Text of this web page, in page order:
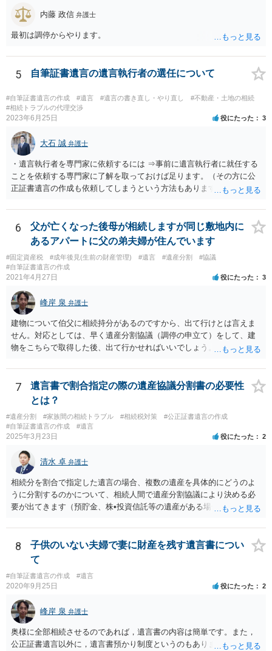
望。もちろん私もそうできればと思います。 ・・・婚姻前の契約 あ
るいは 遺言書などで その意思を実現する方法はあります。 弁護
士に相談してみてください。
内藤 政信 弁護士
最初は調停からやります。
5 自筆証書遺言の遺言執行者の選任について
#自筆証書遺言の作成 #遺言 #遺言の書き直し・やり直し
#不動産・土地の相続
#相続トラブルの代理交渉
2023年6月25日 役にたった 3
大石 誠 弁護士
・遺言執行者を専門家に依頼するには ⇒事前に遺言執行者に就任する
ことを依頼する専門家に了解を取っておけば足ります。（その方に公
正証書遺言の作成も依頼してしまうという方法もあります） 事前に了
ません。 遺言執行者に就任し、遺言執行が完了したときの報酬だけ、
弁護士費用としてかかります。 ・亡くなった際に、法務局に預けた自
筆証書遺言の存在を親族がなかったものにされる可能性 ⇒自筆の遺言
書を法務局に保管した場合、死亡後、法務局に遺言書の有無を照会す
ることになりますので、「法務局に預けた自筆証書遺言の存在を親族
がなかったもの」にすることはできません。 存在をなかったものにす
がありえますが、その予防方法は、遺言者と面談してみないと判断が
難しいです。
6
父が亡くなった後母が相続しますが同じ敷地内に
あるアパートに父の弟夫婦が住んでいます
#固定資産税 #成年後見(生前の財産管理) #遺言 #遺産分割
#協議
#自筆証書遺言の作成
2021年4月27日 役にたった 3
峰岸 泉 弁護士
建物について伯父に相続持分があるのですから、出て行けとは言えま
せん。対応としては、早く遺産分割協議（調停の申立て）をして、建
物をこちらで取得した後、出て行かせればいいでしょう。 建物の固定
っていない部分については請求すればいいと思います。 なお、家賃に
ついては、お父様自身が遺産分割手続をしなかったのですから、あき
らめるしかないと思います。
7
遺言書で割合指定の際の遺産協議分割書の必要性
とは？
#遺産分割 #家族間の相続トラブル #相続税対策
#公正証書遺言の作成
#自筆証書遺言の作成
#遺言
2025年3月23日 役にたった 2
清水 卓 弁護士
相続分を割合で指定した遺言の場合、複数の遺産を具体的にどうのよ
うに分割するのかについて、相続人間で遺産分割協議により決める必
要が出てきます（預貯金、株•投資信託等の遺産がある場合に、どの遺
投資信託は他の相続人にというような分け方をするのか等について
は、相続人間で遺産分割協議により決める必要があります）。
8
子供のいない夫婦で妻に財産を残す遺言書につい
て
#自筆証書遺言の作成 #遺言
2020年9月25日 役にたった 2
峰岸 泉 弁護士
奥様に全部相続させるのであれば，遺言書の内容は簡単です。また，
公正証書遺言以外に，遺言書預かり制度というのもあります。